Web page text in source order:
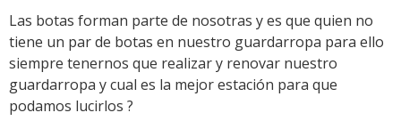
Las botas forman parte de nosotras y es que quien no
tiene un par de botas en nuestro guardarropa para ello
siempre tenernos que realizar y renovar nuestro
guardarropa y cual es la mejor estación para que
podamos lucirlos ?